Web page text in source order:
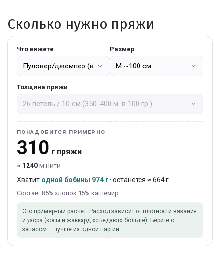
Сколько нужно пряжи
Что вяжете Размер
Толщина пряжи
ПОНАДОБИТСЯ ПРИМЕРНО
310 г пряжи
≈ 1240м нити
Хватит одной бобины 974 г · останется ≈ 664 г
Состав: 85% хлопок 15% кашемир
Это примерный расчет. Расход зависит от плотности вязания
и узора (косы и жаккард «съедают» больше). Берите с
запасом — лучше из одной партии.